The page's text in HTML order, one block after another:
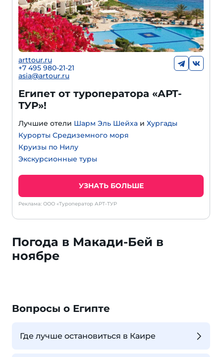
arttour.ru
+7 495 980-21-21
asia@artour.ru
Египет от туроператора «АРТ-
ТУР»!
Лучшие отели Шарм Эль Шейха и Хургады
Курорты Средиземного моря
Круизы по Нилу
Экскурсионные туры
УЗНАТЬ БОЛЬШЕ
Реклама: ООО «Туроператор АРТ-ТУР
Погода в Макади-Бей в
ноябре
Вопросы о Египте
Где лучше остановиться в Каире